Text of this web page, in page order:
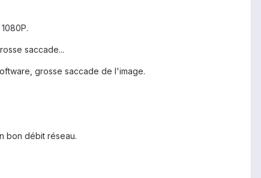
saccade...
grosse saccade de l'image.
bon débit réseau.